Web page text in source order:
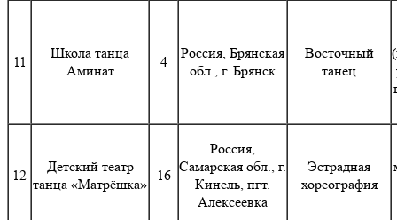
11
Школа танца
Аминат
4
Россия, Брянская
обл., г. Брянск
Восточный
танец
12
Детский театр
танца «Матрёшка»
16
Россия,
Самарская обл., г.
Кинель, пгт.
Алексеевка
Эстрадная
хореография